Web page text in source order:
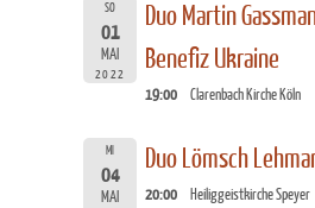
SO
01
MAI
2022
Duo Martin
Benefiz Ukraine
19:00 Clarenbach Kirche Köln
MI
04
MAI
Duo Lömsch
20:00 Heiliggeistkirche Speyer